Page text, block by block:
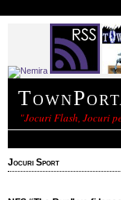
"Jocuri Flash, Jocuri
Jocuri Sport